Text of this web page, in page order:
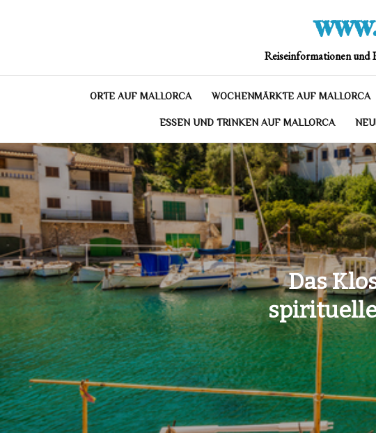
Reiseinformationen und
ORTE AUF MALLORCA WOCHENMÄRKTE AUF MALLORCA
ESSEN UND TRINKEN AUF MALLORCA
Das